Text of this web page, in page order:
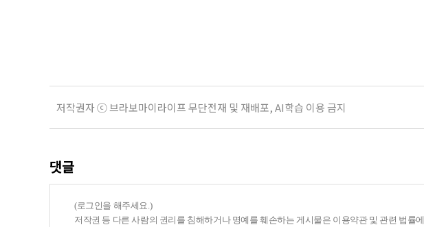
저작권자 ⓒ 브라보마이라이프 무단전재 및 재배포, AI학습 이용 금지
댓글